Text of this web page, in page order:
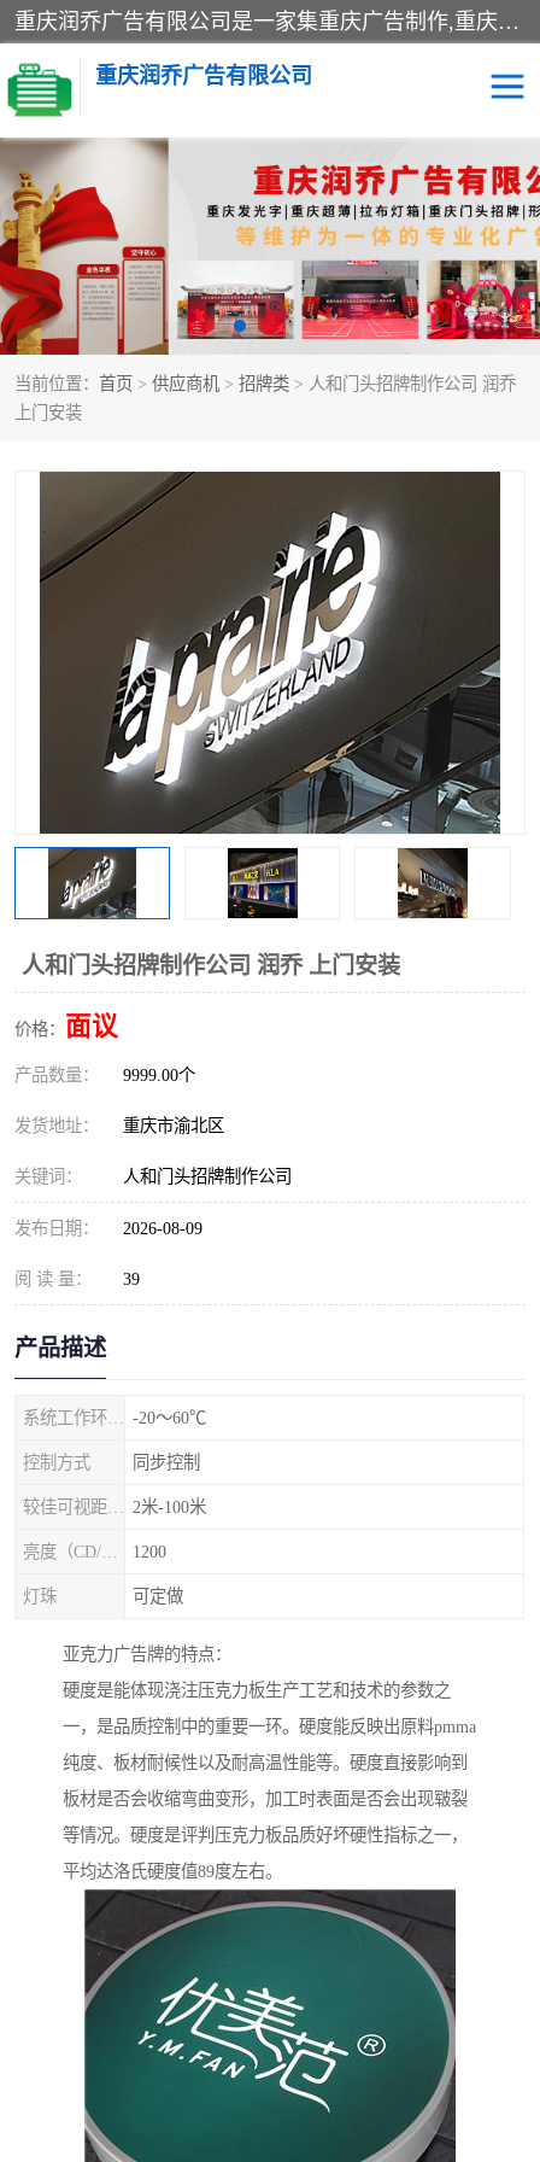
重庆润乔广告有限公司是一家集重庆广告制作,重庆标识标牌,亚克力发光字,led发光字,树脂发光字,超薄灯箱,拉布灯箱,吸塑灯箱,门头招牌,企业形象墙,写真喷绘,x展架,拉网展架,广告展架,条幅,锦旗设计,制作,施工,维护为一体的专业化广告公司.
重庆润乔广告有限公司
当前位置： 首页 > 供应商机 > 招牌类 > 人和门头招牌制作公司 润乔
上门安装
人和门头招牌制作公司 润乔 上门安装
价格： 面议
产品数量： 9999.00个
发货地址： 重庆市渝北区
关键词： 人和门头招牌制作公司
发布日期： 2026-08-09
阅 读 量： 39
产品描述
-20～60℃
控制方式 同步控制
2米-100米
1200
灯珠 可定做
亚克力广告牌的特点：
硬度是能体现浇注压克力板生产工艺和技术的参数之
一，是品质控制中的重要一环。硬度能反映出原料pmma
纯度、板材耐候性以及耐高温性能等。硬度直接影响到
板材是否会收缩弯曲变形，加工时表面是否会出现皲裂
等情况。硬度是评判压克力板品质好坏硬性指标之一，
平均达洛氏硬度值89度左右。
招牌类 发光字类
灯箱类 形象墙类
标识标牌类 写真喷绘类
展架 条幅